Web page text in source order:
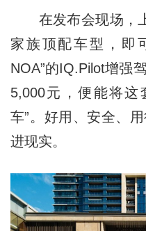
在发布会现场，上
家族顶配车型，即
NOA”的IQ.Pilot增强
5,000元，便能将这
车”。好用、安全、
进现实。